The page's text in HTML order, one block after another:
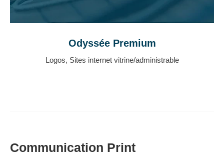
Odyssée Premium
Logos, Sites internet vitrine/administrable
Communication Print